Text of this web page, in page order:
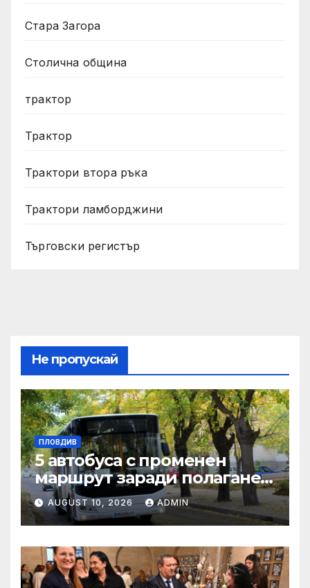
Стара Загора
Столична община
трактор
Трактор
Трактори втора ръка
Трактори ламборджини
Търговски регистър
Не пропускай
ПЛОВДИВ
5 автобуса с променен
маршрут заради полагане
на топлопровод в район
„Западен“
AUGUST 10, 2026 ADMIN